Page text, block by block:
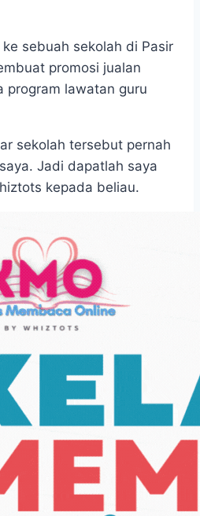
sebuah sekolah di Pasir
promosi jualan
program lawatan guru
sekolah tersebut pernah
Jadi dapatlah saya
kepada beliau.